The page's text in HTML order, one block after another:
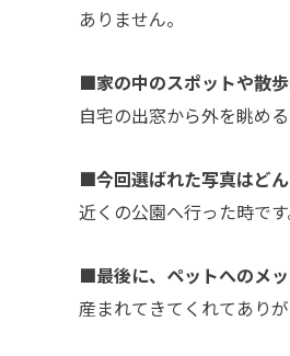
ありません。
■家の中のスポットや散
自宅の出窓から外を眺める
■今回選ばれた写真はど
近くの公園へ行った時です
■最後に、ペットへのメ
産まれてきてくれてありが